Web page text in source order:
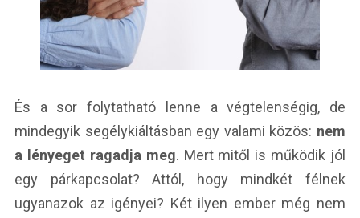
És a sor folytatható lenne a végtelenségig, de
mindegyik segélykiáltásban egy valami közös: nem
a lényeget ragadja meg. Mert mitől is működik jól
egy párkapcsolat? Attól, hogy mindkét félnek
ugyanazok az igényei? Két ilyen ember még nem